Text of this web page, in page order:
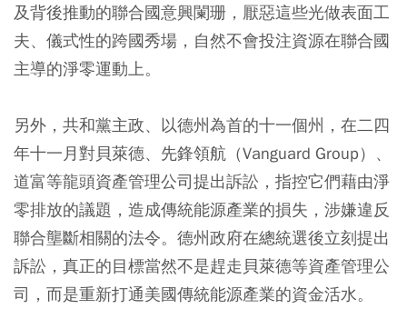
及背後推動的聯合國意興闌珊，厭惡這些光做表面工
夫、儀式性的跨國秀場，自然不會投注資源在聯合國
主導的淨零運動上。
另外，共和黨主政、以德州為首的十一個州，在二四
年十一月對貝萊德、先鋒領航（Vanguard Group）、
道富等龍頭資產管理公司提出訴訟，指控它們藉由淨
零排放的議題，造成傳統能源產業的損失，涉嫌違反
聯合壟斷相關的法令。德州政府在總統選後立刻提出
訴訟，真正的目標當然不是趕走貝萊德等資產管理公
司，而是重新打通美國傳統能源產業的資金活水。